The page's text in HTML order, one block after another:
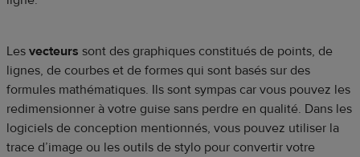
Les vecteurs sont des graphiques constitués de points, de
lignes, de courbes et de formes qui sont basés sur des
formules mathématiques. Ils sont sympas car vous pouvez les
redimensionner à votre guise sans perdre en qualité. Dans les
logiciels de conception mentionnés, vous pouvez utiliser la
trace d’image ou les outils de stylo pour convertir votre